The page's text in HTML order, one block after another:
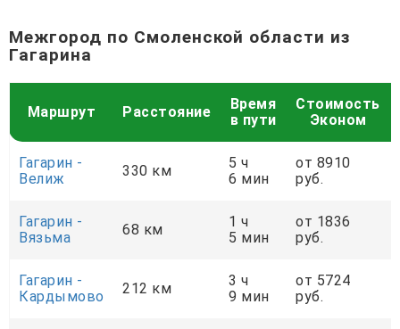
Межгород по Смоленской области из
Гагарина
Маршрут Расстояние
Время
в пути
Стоимость
Эконом
Гагарин -
Велиж
330 км
5 ч
6 мин
от 8910
руб.
Гагарин -
Вязьма
68 км
1 ч
5 мин
от 1836
руб.
Гагарин -
Кардымово
212 км
3 ч
9 мин
от 5724
руб.